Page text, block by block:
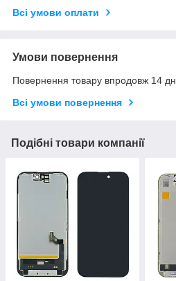
Всі умови оплати
Умови повернення
Повернення товару впродовж 14
Всі умови повернення
Подібні товари компанії